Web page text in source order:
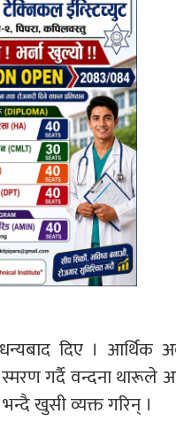
दिए ।
गर्दै वन्दना थारूले
खुसी व्यक्त गरिन् ।